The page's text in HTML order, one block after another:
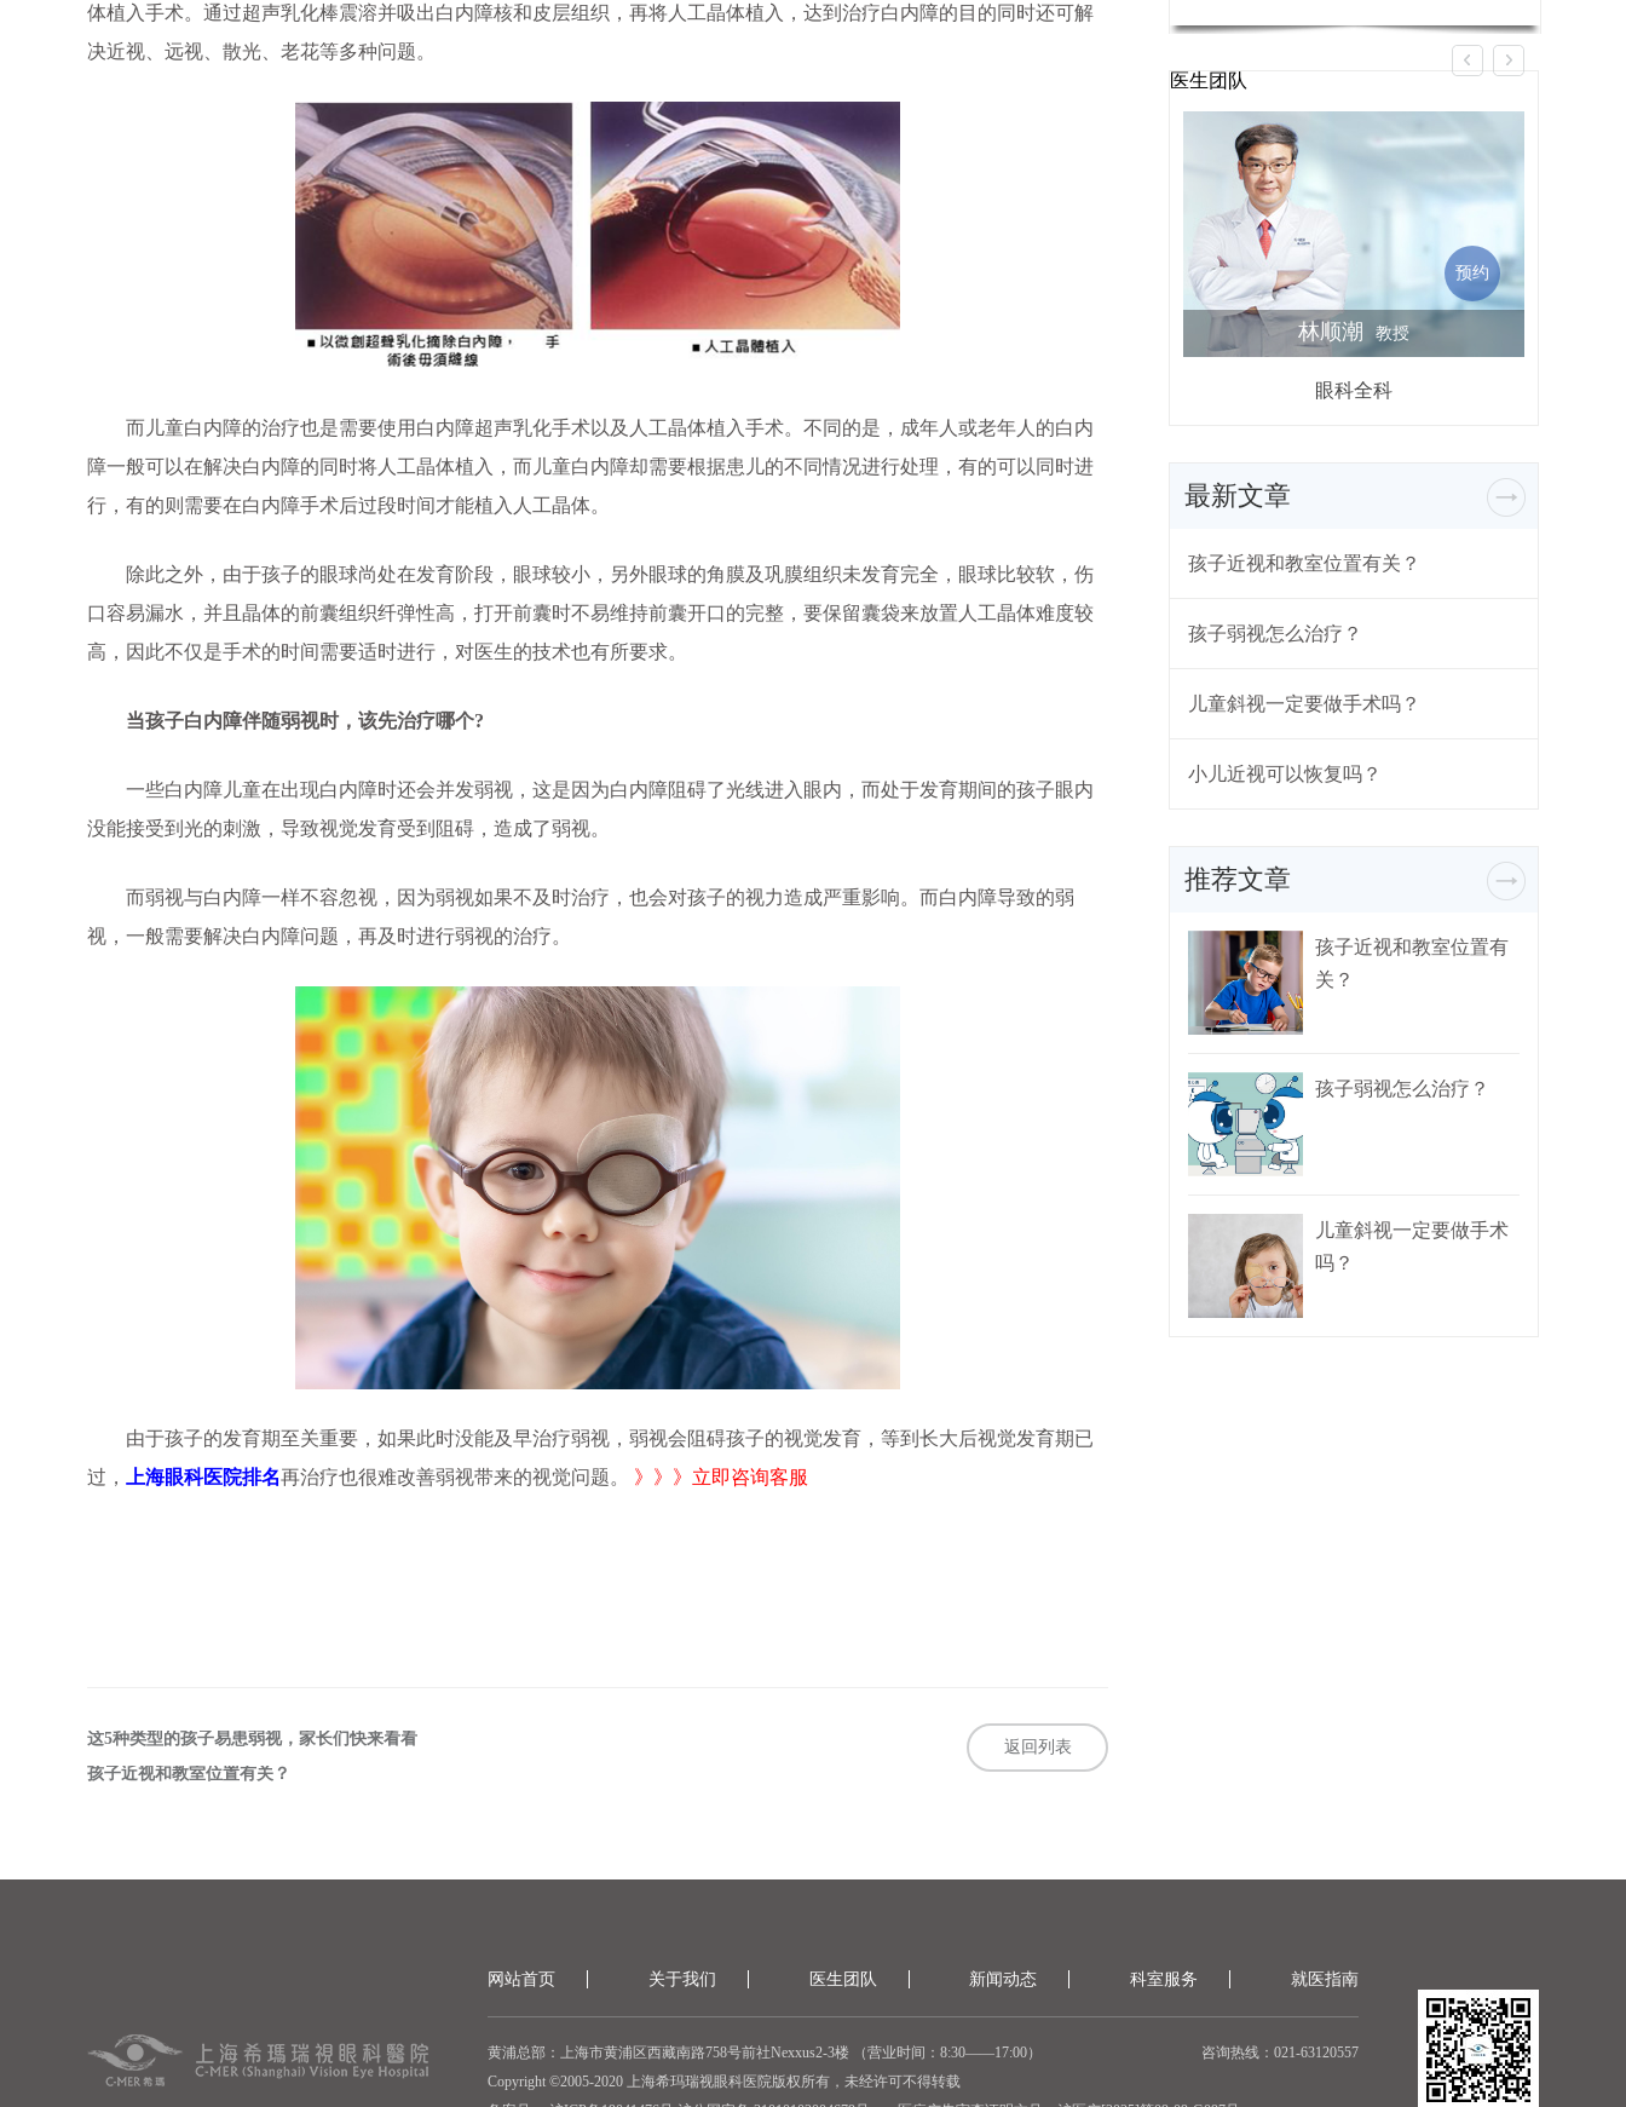
体植入手术。通过超声乳化棒震溶并吸出白内障核和皮层组织，再将人工晶体植入，达到治疗白内障的目的同时还可解
决近视、远视、散光、老花等多种问题。
而儿童白内障的治疗也是需要使用白内障超声乳化手术以及人工晶体植入手术。不同的是，成年人或老年人的白内
障一般可以在解决白内障的同时将人工晶体植入，而儿童白内障却需要根据患儿的不同情况进行处理，有的可以同时进
行，有的则需要在白内障手术后过段时间才能植入人工晶体。
除此之外，由于孩子的眼球尚处在发育阶段，眼球较小，另外眼球的角膜及巩膜组织未发育完全，眼球比较软，伤
口容易漏水，并且晶体的前囊组织纤弹性高，打开前囊时不易维持前囊开口的完整，要保留囊袋来放置人工晶体难度较
高，因此不仅是手术的时间需要适时进行，对医生的技术也有所要求。
当孩子白内障伴随弱视时，该先治疗哪个?
一些白内障儿童在出现白内障时还会并发弱视，这是因为白内障阻碍了光线进入眼内，而处于发育期间的孩子眼内
没能接受到光的刺激，导致视觉发育受到阻碍，造成了弱视。
而弱视与白内障一样不容忽视，因为弱视如果不及时治疗，也会对孩子的视力造成严重影响。而白内障导致的弱
视，一般需要解决白内障问题，再及时进行弱视的治疗。
由于孩子的发育期至关重要，如果此时没能及早治疗弱视，弱视会阻碍孩子的视觉发育，等到长大后视觉发育期已
过，
上海眼科医院排名再治疗也很难改善弱视带来的视觉问题。 》》》立即咨询客服
这5种类型的孩子易患弱视，家长们快来看看
孩子近视和教室位置有关？
返回列表
医生团队
林顺潮 教授
预约
眼科全科
最新文章
孩子近视和教室位置有关？
孩子弱视怎么治疗？
儿童斜视一定要做手术吗？
小儿近视可以恢复吗？
推荐文章
孩子近视和教室位置有
关？
孩子弱视怎么治疗？
儿童斜视一定要做手术
吗？
网站首页 关于我们 医生团队 新闻动态 科室服务 就医指南
黄浦总部：上海市黄浦区西藏南路758号前社Nexxus2-3楼 （营业时间：8:30——17:00）
咨询热线：021-63120557
Copyright ©2005-2020 上海希玛瑞视眼科医院版权所有，未经许可不得转载